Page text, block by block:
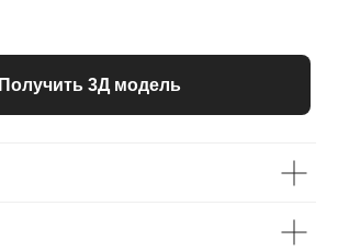
Получить 3Д модель